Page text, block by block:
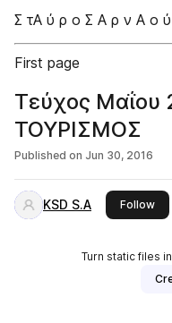
Σ τΑ ύ ρ ο Σ Α ρ ν Α ο
First page
Τεύχος
ΤΟΥΡΙΣΜΟΣ
Published on Jun 30, 2016
KSD S.A Follow
Turn static files